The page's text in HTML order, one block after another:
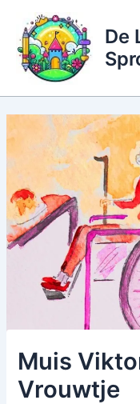
inhoud
De
Muis
Vrouwtje